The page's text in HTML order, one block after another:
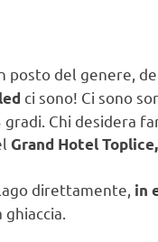
posto del genere,
ci sono! Ci sono
gradi. Chi desidera
Grand Hotel Toplice,
direttamente, in